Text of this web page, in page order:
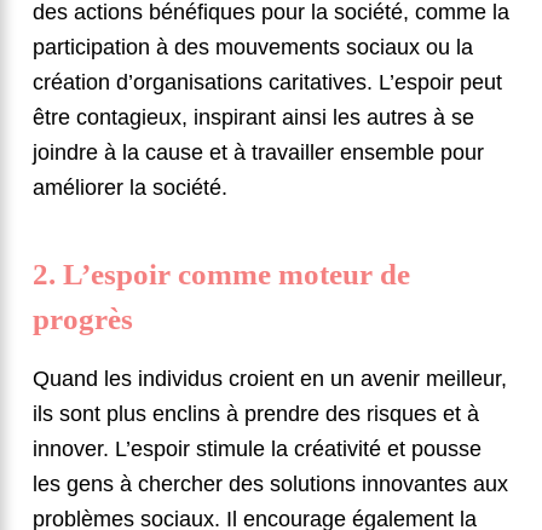
des actions bénéfiques pour la société, comme la
participation à des mouvements sociaux ou la
création d’organisations caritatives. L’espoir peut
être contagieux, inspirant ainsi les autres à se
joindre à la cause et à travailler ensemble pour
améliorer la société.
2. L’espoir comme moteur de
progrès
Quand les individus croient en un avenir meilleur,
ils sont plus enclins à prendre des risques et à
innover. L’espoir stimule la créativité et pousse
les gens à chercher des solutions innovantes aux
problèmes sociaux. Il encourage également la